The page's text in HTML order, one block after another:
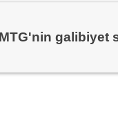
MTG'nin galibiyet